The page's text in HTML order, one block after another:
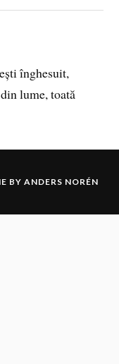
înghesuit,
lume, toată
BY ANDERS NORÉN